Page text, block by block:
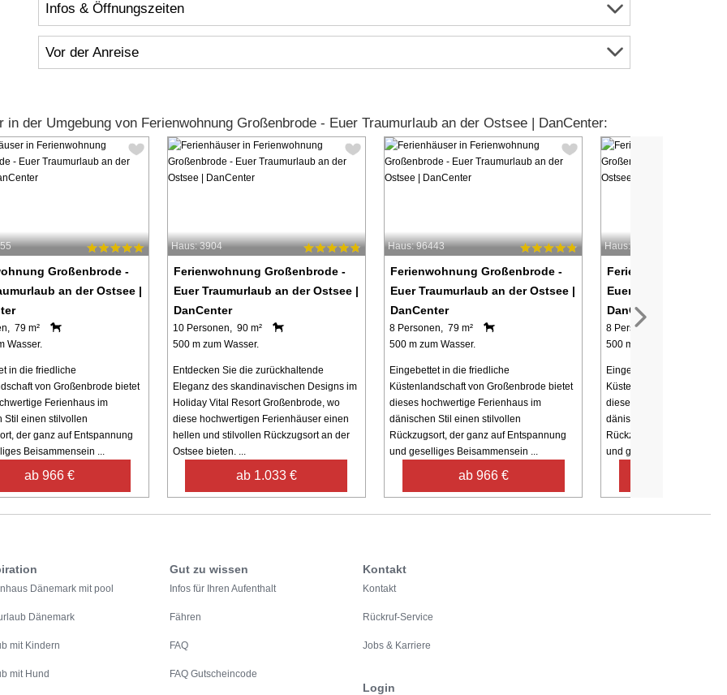
Infos & Öffnungszeiten
Vor der Anreise
der Umgebung von Ferienwohnung Großenbrode - Euer Traumurlaub an der Ostsee | DanCenter:
Großenbrode -
an der Ostsee |
79 m²
Wasser.
in die friedliche
von Großenbrode bietet
Ferienhaus im
Stil einen stilvollen
der ganz auf Entspannung
Beisammensein ...
ab 966 €
Haus: 3904
Ferienwohnung Großenbrode -
Euer Traumurlaub an der Ostsee |
DanCenter
10 Personen, 90 m²
500 m zum Wasser.
Entdecken Sie die zurückhaltende
Eleganz des skandinavischen Designs im
Holiday Vital Resort Großenbrode, wo
diese hochwertigen Ferienhäuser einen
hellen und stilvollen Rückzugsort an der
Ostsee bieten. ...
ab 1.033 €
Haus: 96443
Ferienwohnung Großenbrode -
Euer Traumurlaub an der Ostsee |
DanCenter
8 Personen, 79 m²
500 m zum Wasser.
Eingebettet in die friedliche
Küstenlandschaft von Großenbrode bietet
dieses hochwertige Ferienhaus im
dänischen Stil einen stilvollen
Rückzugsort, der ganz auf Entspannung
und geselliges Beisammensein ...
ab 966 €
Haus: 58752
Ferienwohnung
Euer Traumurlaub an
DanCenter
8 Personen, 79 m²
500 m zum Wasser.
Eingebettet in die friedliche
Küstenlandschaft von
dieses hochwertige
dänischen Stil einen
Rückzugsort, der ganz auf
und geselliges
Dänemark mit pool
Dänemark
mit Kindern
mit Hund
Gut zu wissen
Infos für Ihren Aufenthalt
Fähren
FAQ
FAQ Gutscheincode
Kontakt
Kontakt
Rückruf-Service
Jobs & Karriere
Login